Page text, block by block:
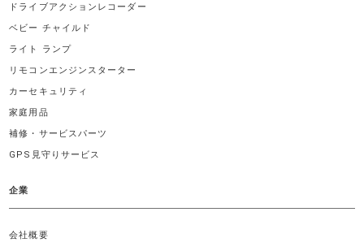
ドライブアクションレコーダー
ベビー チャイルド
ライト ランプ
リモコンエンジンスターター
カーセキュリティ
家庭用品
補修・サービスパーツ
GPS見守りサービス
企業
会社概要